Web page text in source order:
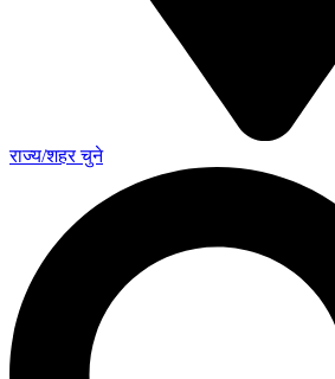
राज्य/शहर चुने